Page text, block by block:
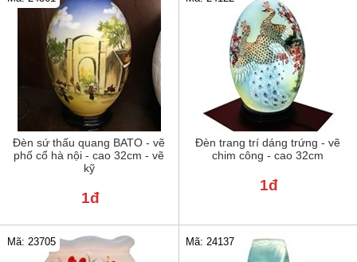
Đèn sứ thấu quang BATO - vẽ
phố cổ hà nội - cao 32cm - vẽ
kỹ
1đ
Đèn trang trí dáng trứng - vẽ
chim công - cao 32cm
1đ
Mã: 23705 Mã: 24137